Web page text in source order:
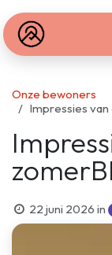
Onze bewoners
Impressies
22 juni 2026 in